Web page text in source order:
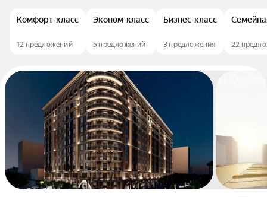
Комфорт-класс
12 предложений
Эконом-класс
5 предложений
Бизнес-класс
3 предложения 22